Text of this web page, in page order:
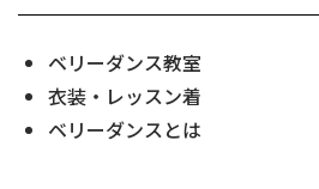
ベリーダンス教室
衣装・レッスン着
ベリーダンスとは